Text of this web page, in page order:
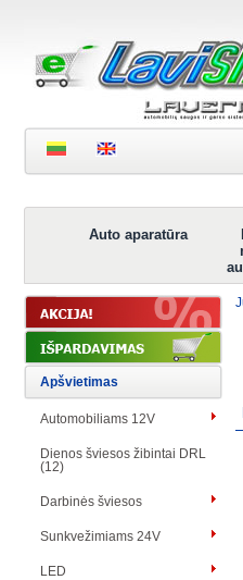
Auto aparatūra
Apšvietimas
Automobiliams 12V
Dienos šviesos žibintai DRL
(12)
Darbinės šviesos
Sunkvežimiams 24V
LED